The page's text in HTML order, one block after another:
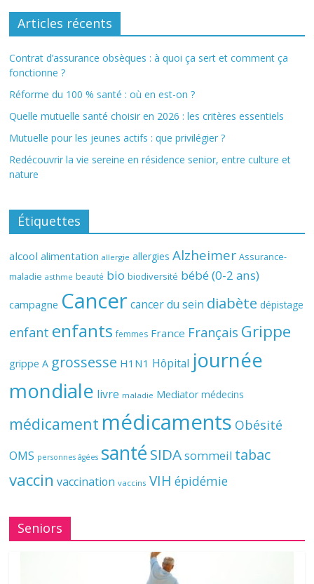
Articles récents
Contrat d’assurance obsèques : à quoi ça sert et comment ça
fonctionne ?
Réforme du 100 % santé : où en est-on ?
Quelle mutuelle santé choisir en 2026 : les critères essentiels
Mutuelle pour les jeunes actifs : que privilégier ?
Redécouvrir la vie sereine en résidence senior, entre culture et
nature
Étiquettes
alcool alimentation allergie allergies Alzheimer Assurance-
maladie asthme beauté bio biodiversité bébé (0-2 ans)
campagne Cancer cancer du sein diabète dépistage
enfant enfants femmes France Français Grippe
grippe A grossesse H1N1 Hôpital journée
mondiale livre maladie Mediator médecins
médicament médicaments Obésité
OMS personnes âgées santé SIDAsommeil tabac
vaccin vaccination vaccins VIH épidémie
Seniors